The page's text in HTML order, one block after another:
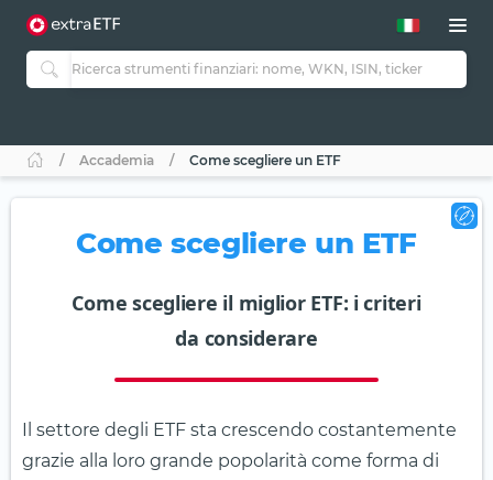
Accademia Come scegliere un ETF
Come scegliere un ETF
Come scegliere il miglior ETF: i criteri
da considerare
Il settore degli ETF sta crescendo costantemente
grazie alla loro grande popolarità come forma di